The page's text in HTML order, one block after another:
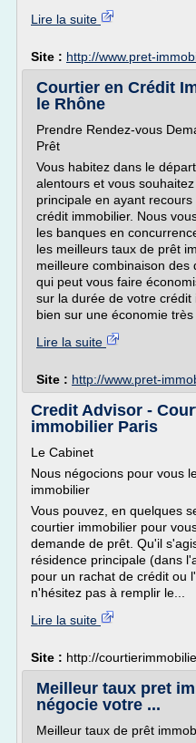
Lire la suite
Site : http://www.pret-
Courtier en Crédit
le Rhône
Prendre Rendez-vous
Prêt
Vous habitez dans le
alentours et vous
principale en ayant
crédit immobilier. Nous
les banques en
les meilleurs taux de prêt
meilleure combinaison
qui peut vous faire
sur la durée de votre crédit
bien sur une économie très
Lire la suite
Site : http://www.pret-
Credit Advisor -
immobilier Paris
Le Cabinet
Nous négocions pour vous
immobilier
Vous pouvez, en quelques
courtier immobilier pour
demande de prêt. Qu'il
résidence principale (dans
pour un rachat de crédit ou
n'hésitez pas à remplir le...
Lire la suite
Site : http://
Meilleur taux pret
négocie votre ...
Meilleur taux de prêt